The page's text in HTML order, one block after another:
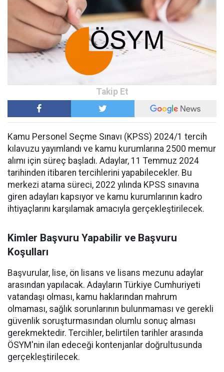
Kamu Personel Seçme Sınavı (KPSS) 2024/1 tercih
kılavuzu yayımlandı ve kamu kurumlarına 2500 memur
alımı için süreç başladı. Adaylar, 11 Temmuz 2024
tarihinden itibaren tercihlerini yapabilecekler. Bu
merkezi atama süreci, 2022 yılında KPSS sınavına
giren adayları kapsıyor ve kamu kurumlarının kadro
ihtiyaçlarını karşılamak amacıyla gerçekleştirilecek.
Kimler Başvuru Yapabilir ve Başvuru
Koşulları
Başvurular, lise, ön lisans ve lisans mezunu adaylar
arasından yapılacak. Adayların Türkiye Cumhuriyeti
vatandaşı olması, kamu haklarından mahrum
olmaması, sağlık sorunlarının bulunmaması ve gerekli
güvenlik soruşturmasından olumlu sonuç alması
gerekmektedir. Tercihler, belirtilen tarihler arasında
ÖSYM'nin ilan edeceği kontenjanlar doğrultusunda
gerçekleştirilecek.